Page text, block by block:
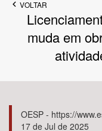
Bioma / Bacia
Tema
VOLTAR
muda em
OESP - https://
17 de Jul de 2025